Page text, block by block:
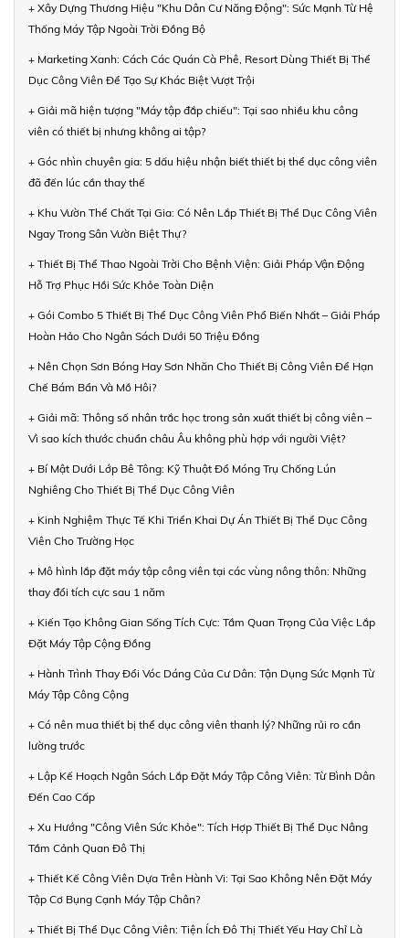
+ Xây Dựng Thương Hiệu "Khu Dân Cư Năng Động": Sức Mạnh Từ Hệ
Thống Máy Tập Ngoài Trời Đồng Bộ
+ Marketing Xanh: Cách Các Quán Cà Phê, Resort Dùng Thiết Bị Thể
Dục Công Viên Để Tạo Sự Khác Biệt Vượt Trội
+ Giải mã hiện tượng "Máy tập đắp chiếu": Tại sao nhiều khu công
viên có thiết bị nhưng không ai tập?
+ Góc nhìn chuyên gia: 5 dấu hiệu nhận biết thiết bị thể dục công viên
đã đến lúc cần thay thế
+ Khu Vườn Thể Chất Tại Gia: Có Nên Lắp Thiết Bị Thể Dục Công Viên
Ngay Trong Sân Vườn Biệt Thự?
+ Thiết Bị Thể Thao Ngoài Trời Cho Bệnh Viện: Giải Pháp Vận Động
Hỗ Trợ Phục Hồi Sức Khỏe Toàn Diện
+ Gói Combo 5 Thiết Bị Thể Dục Công Viên Phổ Biến Nhất – Giải Pháp
Hoàn Hảo Cho Ngân Sách Dưới 50 Triệu Đồng
+ Nên Chọn Sơn Bóng Hay Sơn Nhăn Cho Thiết Bị Công Viên Để Hạn
Chế Bám Bẩn Và Mồ Hôi?
+ Giải mã: Thông số nhân trắc học trong sản xuất thiết bị công viên –
Vì sao kích thước chuẩn châu Âu không phù hợp với người Việt?
+ Bí Mật Dưới Lớp Bê Tông: Kỹ Thuật Đổ Móng Trụ Chống Lún
Nghiêng Cho Thiết Bị Thể Dục Công Viên
+ Kinh Nghiệm Thực Tế Khi Triển Khai Dự Án Thiết Bị Thể Dục Công
Viên Cho Trường Học
+ Mô hình lắp đặt máy tập công viên tại các vùng nông thôn: Những
thay đổi tích cực sau 1 năm
+ Kiến Tạo Không Gian Sống Tích Cực: Tầm Quan Trọng Của Việc Lắp
Đặt Máy Tập Cộng Đồng
+ Hành Trình Thay Đổi Vóc Dáng Của Cư Dân: Tận Dụng Sức Mạnh Từ
Máy Tập Công Cộng
+ Có nên mua thiết bị thể dục công viên thanh lý? Những rủi ro cần
lường trước
+ Lập Kế Hoạch Ngân Sách Lắp Đặt Máy Tập Công Viên: Từ Bình Dân
Đến Cao Cấp
+ Xu Hướng "Công Viên Sức Khỏe": Tích Hợp Thiết Bị Thể Dục Nâng
Tầm Cảnh Quan Đô Thị
+ Thiết Kế Công Viên Dựa Trên Hành Vi: Tại Sao Không Nên Đặt Máy
Tập Cơ Bụng Cạnh Máy Tập Chân?
+ Thiết Bị Thể Dục Công Viên: Tiện Ích Đô Thị Thiết Yếu Hay Chỉ Là